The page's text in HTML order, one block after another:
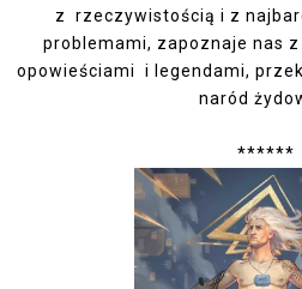
z rzeczywistością i z
problemami, zapoznaje nas z
opowieściami i legendami,
naród
******